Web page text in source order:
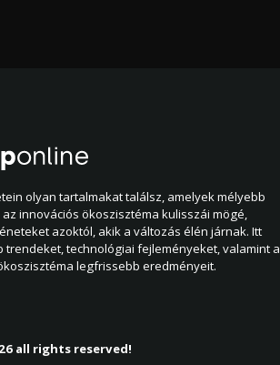
olyan tartalmakat találsz, amelyek mélyebb
innovációs ökoszisztéma kulisszái mögé,
azoktól, akik a változás élén járnak. Itt
trendeket, technológiai fejleményeket, valamint a
legfrissebb eredményeit.
all rights reserved!